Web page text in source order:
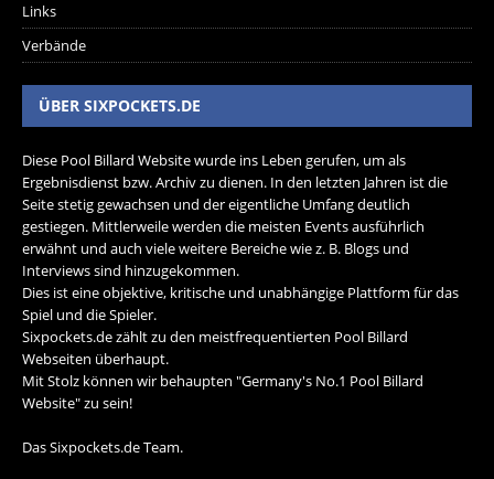
Links
Verbände
ÜBER SIXPOCKETS.DE
Diese Pool Billard Website wurde ins Leben gerufen, um als
Ergebnisdienst bzw. Archiv zu dienen. In den letzten Jahren ist die
Seite stetig gewachsen und der eigentliche Umfang deutlich
gestiegen. Mittlerweile werden die meisten Events ausführlich
erwähnt und auch viele weitere Bereiche wie z. B. Blogs und
Interviews sind hinzugekommen.
Dies ist eine objektive, kritische und unabhängige Plattform für das
Spiel und die Spieler.
Sixpockets.de zählt zu den meistfrequentierten Pool Billard
Webseiten überhaupt.
Mit Stolz können wir behaupten "Germany's No.1 Pool Billard
Website" zu sein!
Das Sixpockets.de Team.